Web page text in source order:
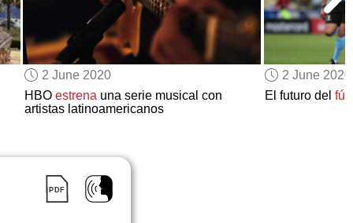
SUBSCRIBE
EDUCATIONAL LICENSES
GIFT CARDS
OTHER LANGUAGES
ABOUT US
2 June 2020
HBO estrenauna serie musical con
artistas latinoamericanos
2 June 2020
El futuro del